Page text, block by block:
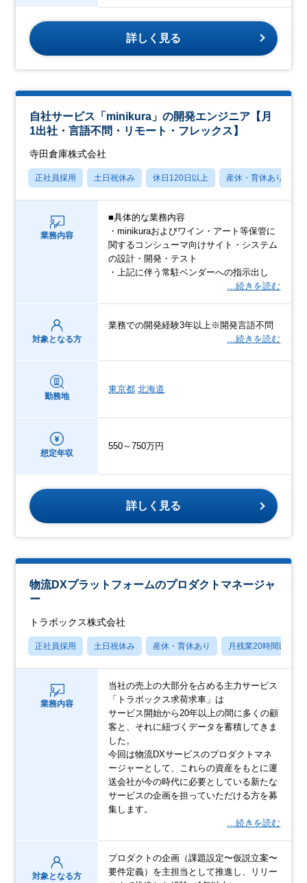
詳しく見る
自社サービス「minikura」の開発エンジニア【月
1出社・言語不問・リモート・フレックス】
寺田倉庫株式会社
正社員採用 土日祝休み 休日120日以上 産休・育休あり
業務内容
■具体的な業務内容
・minikuraおよびワイン・アート等保管に
関するコンシューマ向けサイト・システム
の設計・開発・テスト
・上記に伴う常駐ベンダーへの指示出し
…続きを読む
対象となる方
業務での開発経験3年以上※開発言語不問
…続きを読む
勤務地
東京都 北海道
想定年収
550～750万円
詳しく見る
物流DXプラットフォームのプロダクトマネージャ
ー
トラボックス株式会社
正社員採用 土日祝休み 産休・育休あり 月残業20時間以内
業務内容
当社の売上の大部分を占める主力サービス
「トラボックス求荷求車」は
サービス開始から20年以上の間に多くの顧
客と、それに紐づくデータを蓄積してきま
した。
今回は物流DXサービスのプロダクトマネ
ージャーとして、これらの資産をもとに運
送会社が今の時代に必要としている新たな
サービスの企画を担っていただける方を募
集します。
…続きを読む
対象となる方
プロダクトの企画（課題設定〜仮説立案〜
要件定義）を主担当として推進し、リリー